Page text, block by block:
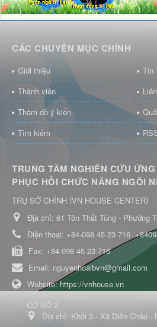
CÁC CHUYÊN MỤC CHÍNH
Giới thiệu
Tin
Thành viên
Thăm dò ý kiến
Tìm kiếm
TRUNG TÂM NGHIÊN CỨU
PHỤC HỒI CHỨC NĂNG NGÔI
TRỤ SỞ CHÍNH (VN HOUSE CENTER)
Địa chỉ: 61 Tôn Thất Tùng - Phường
Điện thoại: +84-098 45 23 716
Fax: +84-098 45 23 716
Email: nguyenhoaibvn@gmail.com
Website:https://vnhouse.vn
CƠ SỞ 2
Địa chỉ: Khối 3 - Xã Diễn Châu -